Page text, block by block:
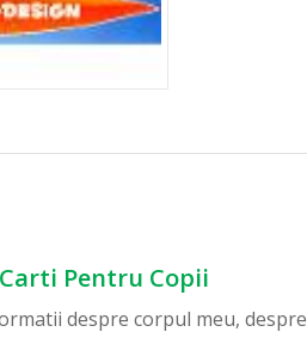
Pentru Copii
despre corpul meu,